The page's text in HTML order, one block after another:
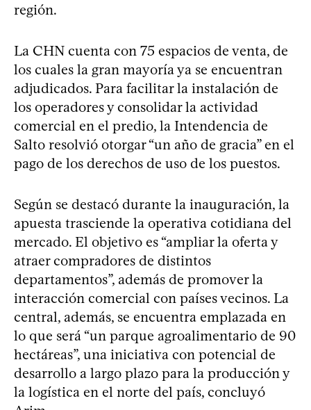
región.
La CHN cuenta con 75 espacios de venta, de
los cuales la gran mayoría ya se encuentran
adjudicados. Para facilitar la instalación de
los operadores y consolidar la actividad
comercial en el predio, la Intendencia de
Salto resolvió otorgar “un año de gracia” en el
pago de los derechos de uso de los puestos.
Según se destacó durante la inauguración, la
apuesta trasciende la operativa cotidiana del
mercado. El objetivo es “ampliar la oferta y
atraer compradores de distintos
departamentos”, además de promover la
interacción comercial con países vecinos. La
central, además, se encuentra emplazada en
lo que será “un parque agroalimentario de 90
hectáreas”, una iniciativa con potencial de
desarrollo a largo plazo para la producción y
la logística en el norte del país, concluyó